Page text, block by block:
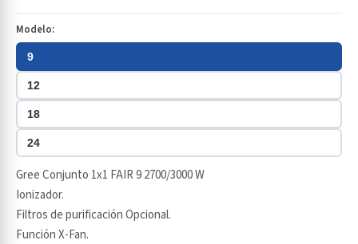
Modelo:
9
12
18
24
Gree Conjunto 1x1 FAIR 9 2700/3000 W
Ionizador.
Filtros de purificación Opcional.
Función X-Fan.